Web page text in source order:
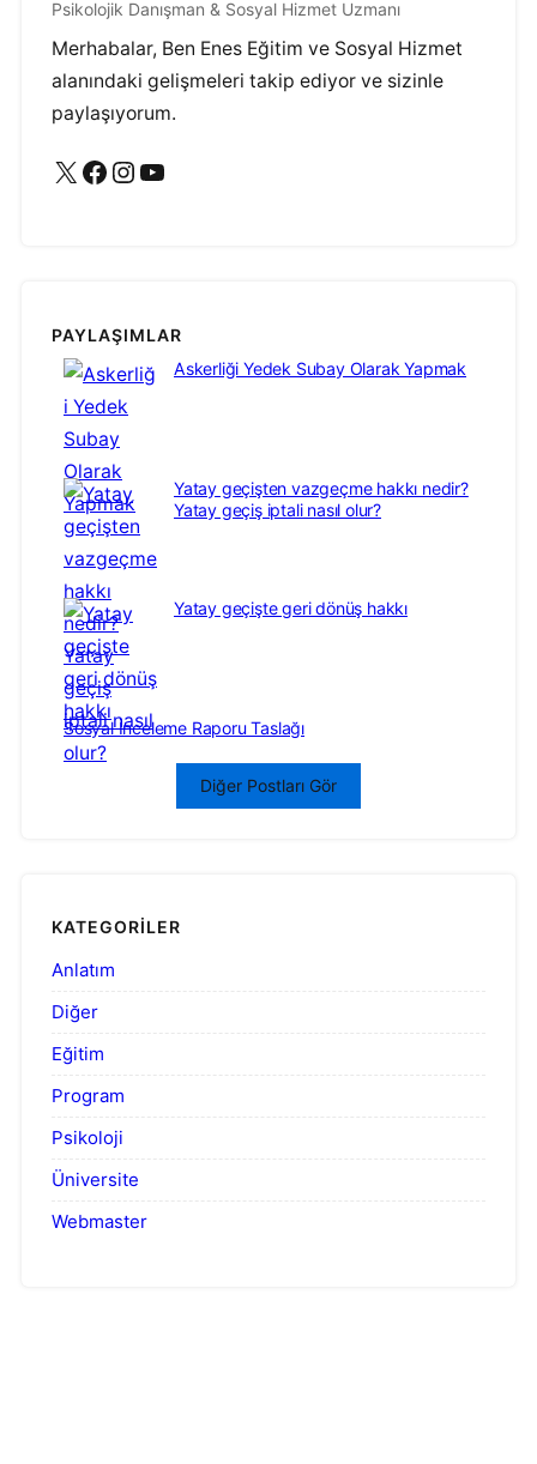
Psikolojik Danışman & Sosyal Hizmet Uzmanı
Merhabalar, Ben Enes Eğitim ve Sosyal Hizmet
alanındaki gelişmeleri takip ediyor ve sizinle
paylaşıyorum.
X Facebook Instagram YouTube
PAYLAŞIMLAR
Askerliği Yedek Subay Olarak Yapmak
Yatay geçişten vazgeçme hakkı nedir?
Yatay geçiş iptali nasıl olur?
Yatay geçişte geri dönüş hakkı
Sosyal İnceleme Raporu Taslağı
Diğer Postları Gör
KATEGORILER
Anlatım
Diğer
Eğitim
Program
Psikoloji
Üniversite
Webmaster